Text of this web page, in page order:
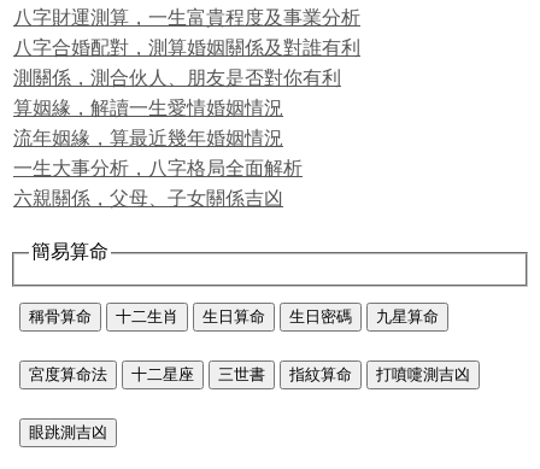
八字財運測算，一生富貴程度及事業分析
八字合婚配對，測算婚姻關係及對誰有利
測關係，測合伙人、朋友是否對你有利
算姻緣，解讀一生愛情婚姻情況
流年姻緣，算最近幾年婚姻情況
一生大事分析，八字格局全面解析
六親關係，父母、子女關係吉凶
簡易算命
稱骨算命 十二生肖 生日算命 生日密碼 九星算命
宮度算命法 十二星座 三世書 指紋算命 打噴嚏測吉凶
眼跳測吉凶